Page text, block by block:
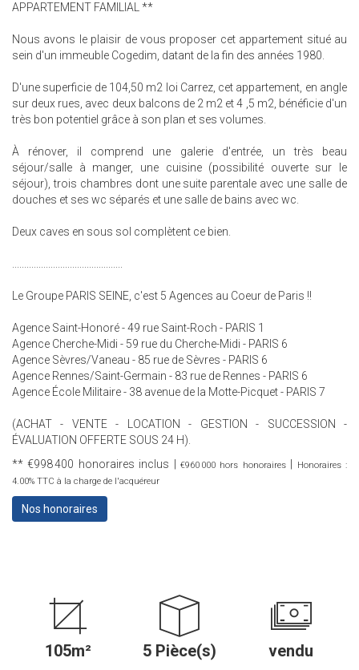
APPARTEMENT FAMILIAL **
Nous avons le plaisir de vous proposer cet appartement situé au
sein d'un immeuble Cogedim, datant de la fin des années 1980.
D'une superficie de 104,50 m2 loi Carrez, cet appartement, en angle
sur deux rues, avec deux balcons de 2 m2 et 4 ,5 m2, bénéficie d'un
très bon potentiel grâce à son plan et ses volumes.
À rénover, il comprend une galerie d'entrée, un très beau
séjour/salle à manger, une cuisine (possibilité ouverte sur le
séjour), trois chambres dont une suite parentale avec une salle de
douches et ses wc séparés et une salle de bains avec wc.
Deux caves en sous sol complètent ce bien.
..............................................
Le Groupe PARIS SEINE, c'est 5 Agences au Coeur de Paris !!
Agence Saint-Honoré - 49 rue Saint-Roch - PARIS 1
Agence Cherche-Midi - 59 rue du Cherche-Midi - PARIS 6
Agence Sèvres/Vaneau - 85 rue de Sèvres - PARIS 6
Agence Rennes/Saint-Germain - 83 rue de Rennes - PARIS 6
Agence École Militaire - 38 avenue de la Motte-Picquet - PARIS 7
(ACHAT - VENTE - LOCATION - GESTION - SUCCESSION -
ÉVALUATION OFFERTE SOUS 24 H).
** €998 400 honoraires inclus |€960 000 hors honoraires|
Honoraires :
4.00% TTC à la charge de l'acquéreur
Nos honoraires
105m² 5 Pièce(s) vendu